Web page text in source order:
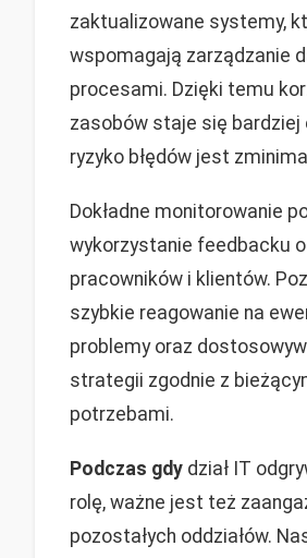
zaktualizowane systemy,
wspomagają zarządzanie
procesami. Dzięki temu
zasobów staje się bardziej
ryzyko błędów jest
Dokładne monitorowanie
wykorzystanie feedbacku
pracowników i klientów.
szybkie reagowanie na
problemy oraz
strategii zgodnie z
potrzebami.
Podczas gdy dział IT
rolę, ważne jest też
pozostałych oddziałów.